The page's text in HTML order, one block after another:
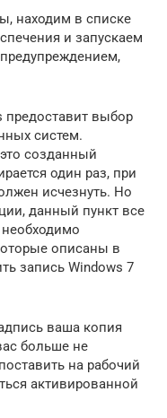
находим в списке
и запускаем
предоставит выбор
систем.
созданный
один раз, при
исчезнуть. Но
данный пункт все
необходимо
описаны в
запись Windows 7
ваша копия
больше не
на рабочий
активированной